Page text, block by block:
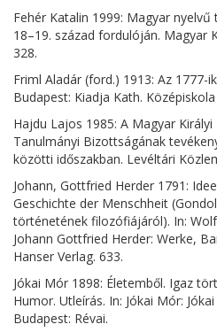
Fehér Katalin 1999: Magyar
18–19. század fordulóján. Magyar
328.
Friml Aladár (ford.) 1913: Az 1777-
Budapest: Kiadja Kath.
Hajdu Lajos 1985: A Magyar
Tanulmányi Bizottságának
közötti időszakban. Levéltári
Johann, Gottfried Herder 1791:
Geschichte der Menschheit
történetének filozófiájáról). In:
Johann Gottfried Herder: Werke,
Hanser Verlag. 633.
Jókai Mór 1898: Életemből. Igaz
Humor. Utleírás. In: Jókai Mór:
Budapest: Révai.